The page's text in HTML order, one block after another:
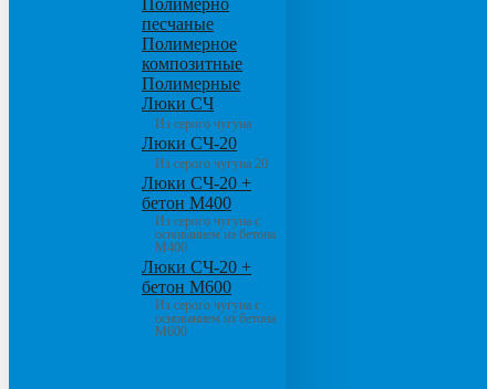
песчаные
Полимерное
композитные
Полимерные
Люки СЧ
Из серого чугуна
Люки СЧ-20
Из серого чугуна 20
Люки СЧ-20 +
бетон М400
Из серого чугуна с
основанием из бетона
М400
Люки СЧ-20 +
бетон М600
Из серого чугуна с
основанием из бетона
М600